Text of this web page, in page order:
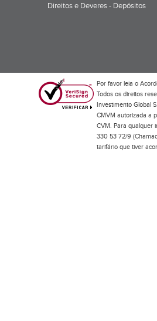
Direitos e Deveres - Depósitos
Por favor leia o
Todos os direitos
Investimento Global
CMVM autorizada a
CVM. Para qualquer
330 53 72/9
tarifário que tiver